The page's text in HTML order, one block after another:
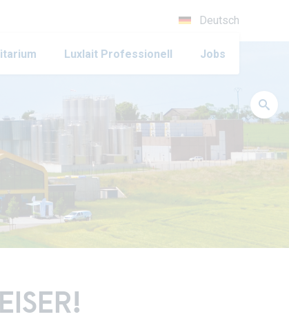
Deutsch
Luxlait Pro­fes­si­o­nell Jobs